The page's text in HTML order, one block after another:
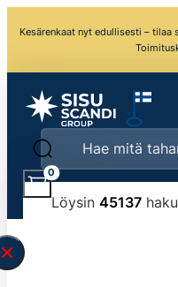
Kesärenkaat nyt edullisesti – tilaa
Löysin 45137
typed the search
0